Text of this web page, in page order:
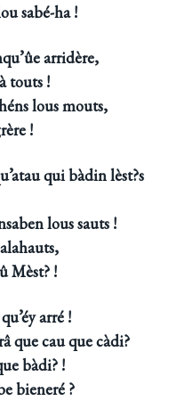
sabé-ha !
arridère,
touts !
lous mouts,
!
qui bàdin lèst?s
lous sauts !
Mèst? !
arré !
que cau que càdi?
bàdi? !
bieneré ?